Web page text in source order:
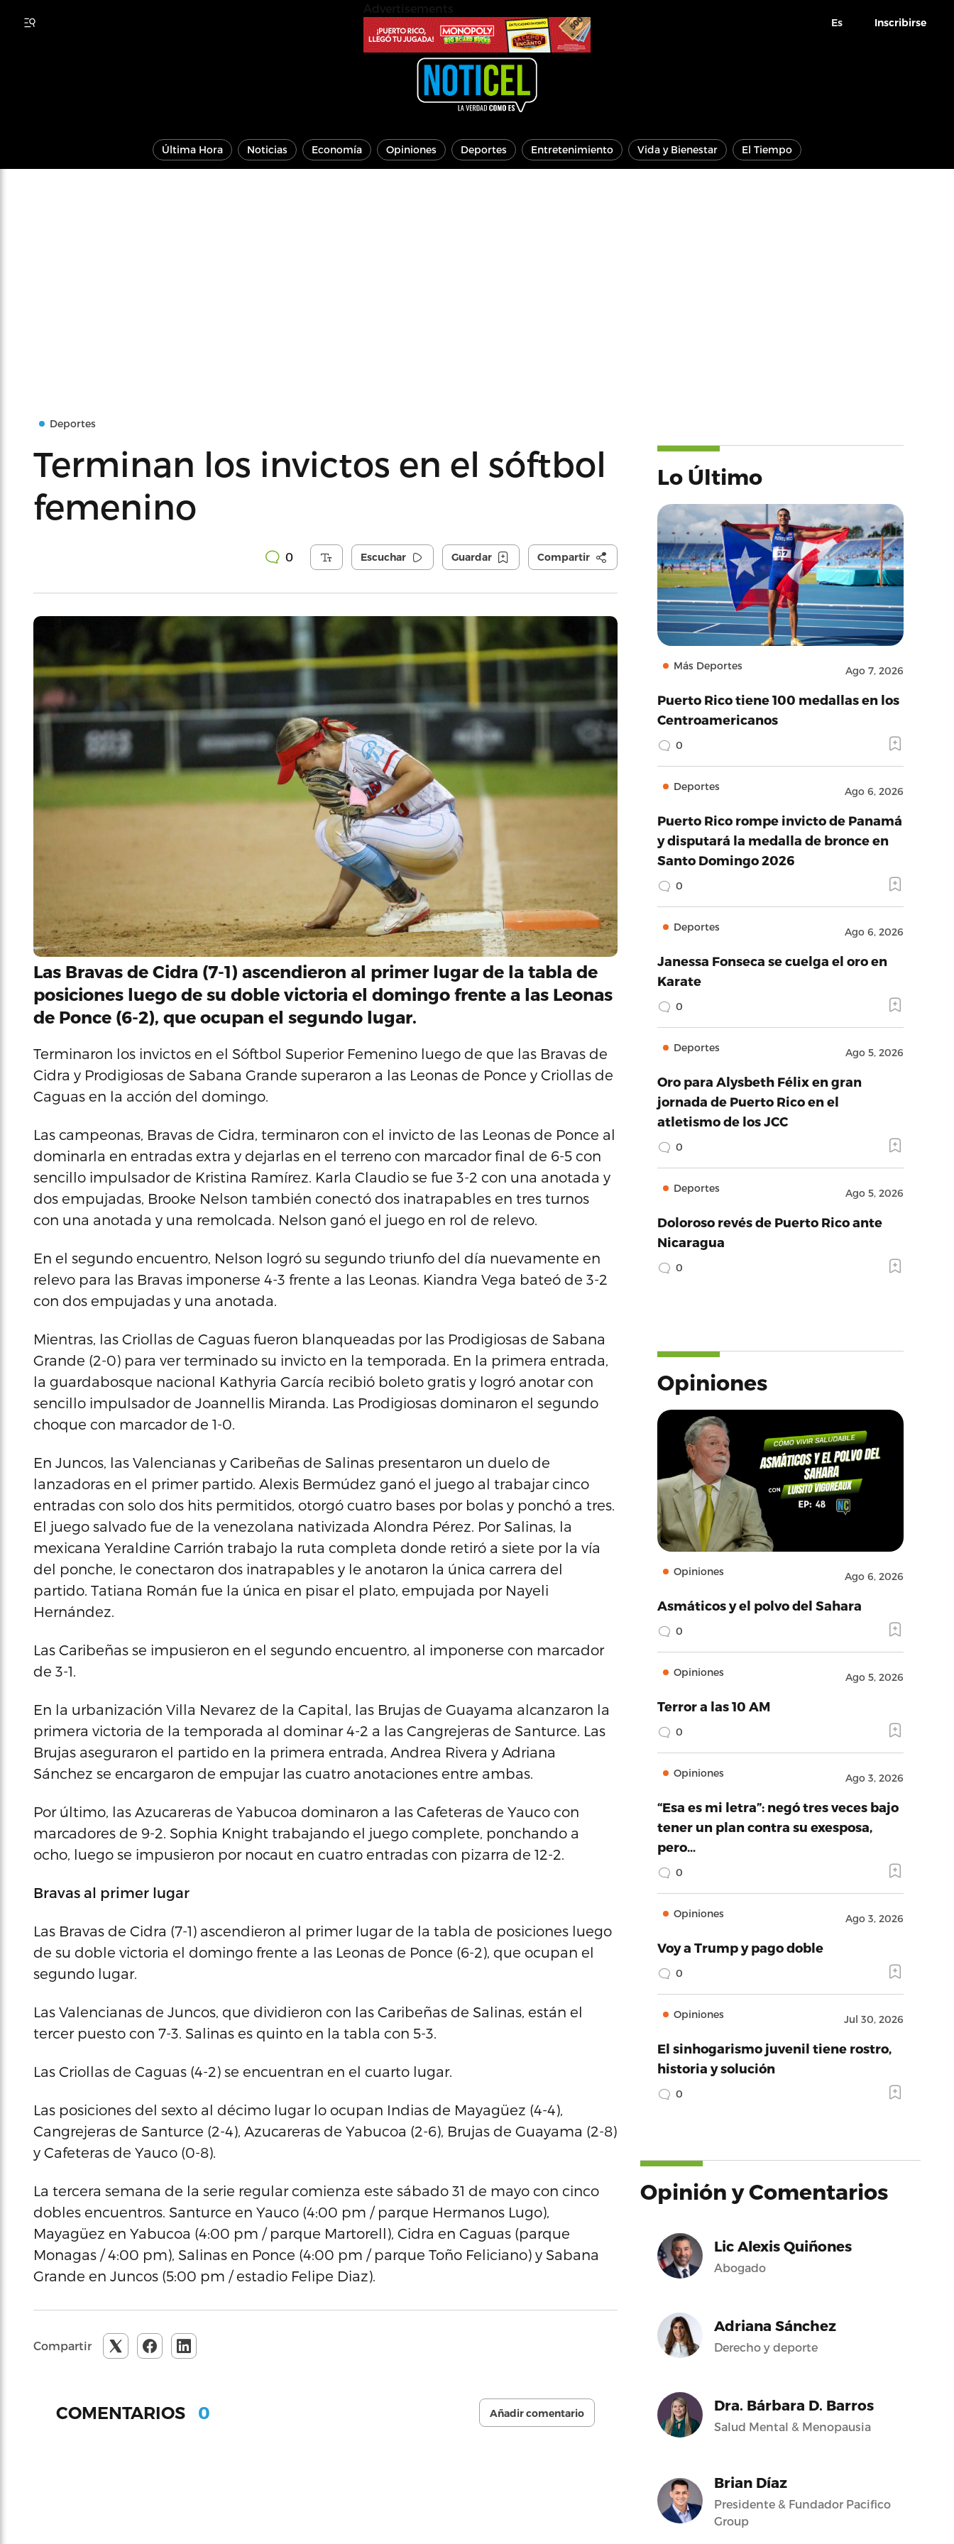
Es Inscribirse
Última Hora Noticias Economía Opiniones Deportes Entretenimiento Vida y Bienestar El Tiempo
Deportes
Terminan los invictos en el sóftbol
femenino
0 Escuchar Guardar Compartir
Las Bravas de Cidra (7-1) ascendieron al primer lugar de la tabla de
posiciones luego de su doble victoria el domingo frente a las Leonas
de Ponce (6-2), que ocupan el segundo lugar.
Terminaron los invictos en el Sóftbol Superior Femenino luego de que las Bravas de
Cidra y Prodigiosas de Sabana Grande superaron a las Leonas de Ponce y Criollas de
Caguas en la acción del domingo.
Las campeonas, Bravas de Cidra, terminaron con el invicto de las Leonas de Ponce al
dominarla en entradas extra y dejarlas en el terreno con marcador final de 6-5 con
sencillo impulsador de Kristina Ramírez. Karla Claudio se fue 3-2 con una anotada y
dos empujadas, Brooke Nelson también conectó dos inatrapables en tres turnos
con una anotada y una remolcada. Nelson ganó el juego en rol de relevo.
En el segundo encuentro, Nelson logró su segundo triunfo del día nuevamente en
relevo para las Bravas imponerse 4-3 frente a las Leonas. Kiandra Vega bateó de 3-2
con dos empujadas y una anotada.
Mientras, las Criollas de Caguas fueron blanqueadas por las Prodigiosas de Sabana
Grande (2-0) para ver terminado su invicto en la temporada. En la primera entrada,
la guardabosque nacional Kathyria García recibió boleto gratis y logró anotar con
sencillo impulsador de Joannellis Miranda. Las Prodigiosas dominaron el segundo
choque con marcador de 1-0.
En Juncos, las Valencianas y Caribeñas de Salinas presentaron un duelo de
lanzadoras en el primer partido. Alexis Bermúdez ganó el juego al trabajar cinco
entradas con solo dos hits permitidos, otorgó cuatro bases por bolas y ponchó a tres.
El juego salvado fue de la venezolana nativizada Alondra Pérez. Por Salinas, la
mexicana Yeraldine Carrión trabajo la ruta completa donde retiró a siete por la vía
del ponche, le conectaron dos inatrapables y le anotaron la única carrera del
partido. Tatiana Román fue la única en pisar el plato, empujada por Nayeli
Hernández.
Las Caribeñas se impusieron en el segundo encuentro, al imponerse con marcador
de 3-1.
En la urbanización Villa Nevarez de la Capital, las Brujas de Guayama alcanzaron la
primera victoria de la temporada al dominar 4-2 a las Cangrejeras de Santurce. Las
Brujas aseguraron el partido en la primera entrada, Andrea Rivera y Adriana
Sánchez se encargaron de empujar las cuatro anotaciones entre ambas.
Por último, las Azucareras de Yabucoa dominaron a las Cafeteras de Yauco con
marcadores de 9-2. Sophia Knight trabajando el juego complete, ponchando a
ocho, luego se impusieron por nocaut en cuatro entradas con pizarra de 12-2.
Bravas al primer lugar
Las Bravas de Cidra (7-1) ascendieron al primer lugar de la tabla de posiciones luego
de su doble victoria el domingo frente a las Leonas de Ponce (6-2), que ocupan el
segundo lugar.
Las Valencianas de Juncos, que dividieron con las Caribeñas de Salinas, están el
tercer puesto con 7-3. Salinas es quinto en la tabla con 5-3.
Las Criollas de Caguas (4-2) se encuentran en el cuarto lugar.
Las posiciones del sexto al décimo lugar lo ocupan Indias de Mayagüez (4-4),
Cangrejeras de Santurce (2-4), Azucareras de Yabucoa (2-6), Brujas de Guayama (2-8)
y Cafeteras de Yauco (0-8).
La tercera semana de la serie regular comienza este sábado 31 de mayo con cinco
dobles encuentros. Santurce en Yauco (4:00 pm / parque Hermanos Lugo),
Mayagüez en Yabucoa (4:00 pm / parque Martorell), Cidra en Caguas (parque
Monagas / 4:00 pm), Salinas en Ponce (4:00 pm / parque Toño Feliciano) y Sabana
Grande en Juncos (5:00 pm / estadio Felipe Diaz).
Compartir
COMENTARIOS 0 Añadir comentario
Lo Último
Más Deportes Ago 7, 2026
Puerto Rico tiene 100 medallas en los
Centroamericanos
0
Deportes Ago 6, 2026
Puerto Rico rompe invicto de Panamá
y disputará la medalla de bronce en
Santo Domingo 2026
0
Deportes Ago 6, 2026
Janessa Fonseca se cuelga el oro en
Karate
0
Deportes Ago 5, 2026
Oro para Alysbeth Félix en gran
jornada de Puerto Rico en el
atletismo de los JCC
0
Deportes Ago 5, 2026
Doloroso revés de Puerto Rico ante
Nicaragua
0
Opiniones
Opiniones Ago 6, 2026
Asmáticos y el polvo del Sahara
0
Opiniones Ago 5, 2026
Terror a las 10 AM
0
Opiniones Ago 3, 2026
“Esa es mi letra”: negó tres veces bajo
tener un plan contra su exesposa,
pero…
0
Opiniones Ago 3, 2026
Voy a Trump y pago doble
0
Opiniones Jul 30, 2026
El sinhogarismo juvenil tiene rostro,
historia y solución
0
Opinión y Comentarios
Lic Alexis Quiñones
Abogado
Adriana Sánchez
Derecho y deporte
Dra. Bárbara D. Barros
Salud Mental & Menopausia
Brian Díaz
Presidente & Fundador Pacifico
Group